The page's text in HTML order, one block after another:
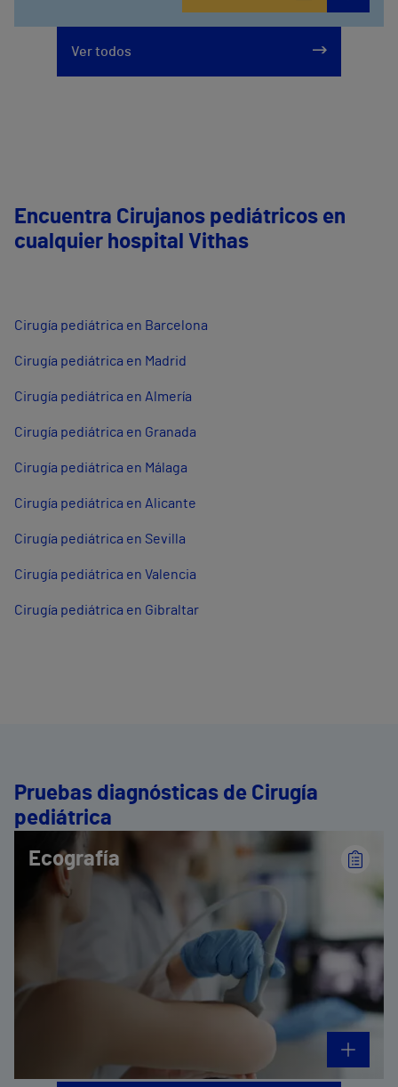
Ver todos
Encuentra Cirujanos pediátricos en
cualquier hospital Vithas
Cirugía pediátrica en Barcelona
Cirugía pediátrica en Madrid
Cirugía pediátrica en Almería
Cirugía pediátrica en Granada
Cirugía pediátrica en Málaga
Cirugía pediátrica en Alicante
Cirugía pediátrica en Sevilla
Cirugía pediátrica en Valencia
Cirugía pediátrica en Gibraltar
Pruebas diagnósticas de Cirugía
pediátrica
Ecografía